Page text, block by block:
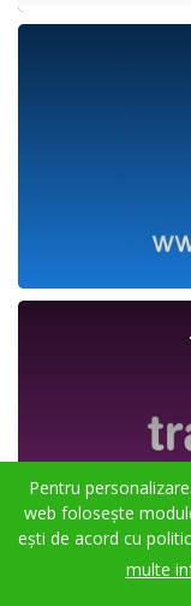
Pentru
web folosește
ești de acord cu
multe